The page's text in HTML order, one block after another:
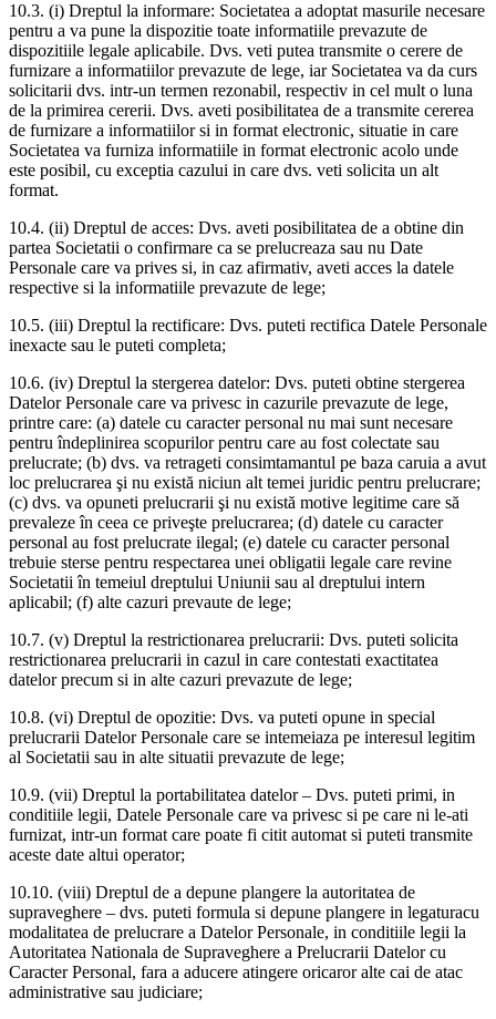
10.3. (i) Dreptul la informare: Societatea a adoptat masurile necesare
pentru a va pune la dispozitie toate informatiile prevazute de
dispozitiile legale aplicabile. Dvs. veti putea transmite o cerere de
furnizare a informatiilor prevazute de lege, iar Societatea va da curs
solicitarii dvs. intr-un termen rezonabil, respectiv in cel mult o luna
de la primirea cererii. Dvs. aveti posibilitatea de a transmite cererea
de furnizare a informatiilor si in format electronic, situatie in care
Societatea va furniza informatiile in format electronic acolo unde
este posibil, cu exceptia cazului in care dvs. veti solicita un alt
format.
10.4. (ii) Dreptul de acces: Dvs. aveti posibilitatea de a obtine din
partea Societatii o confirmare ca se prelucreaza sau nu Date
Personale care va prives si, in caz afirmativ, aveti acces la datele
respective si la informatiile prevazute de lege;
10.5. (iii) Dreptul la rectificare: Dvs. puteti rectifica Datele Personale
inexacte sau le puteti completa;
10.6. (iv) Dreptul la stergerea datelor: Dvs. puteti obtine stergerea
Datelor Personale care va privesc in cazurile prevazute de lege,
printre care: (a) datele cu caracter personal nu mai sunt necesare
pentru îndeplinirea scopurilor pentru care au fost colectate sau
prelucrate; (b) dvs. va retrageti consimtamantul pe baza caruia a avut
loc prelucrarea şi nu există niciun alt temei juridic pentru prelucrare;
(c) dvs. va opuneti prelucrarii şi nu există motive legitime care să
prevaleze în ceea ce priveşte prelucrarea; (d) datele cu caracter
personal au fost prelucrate ilegal; (e) datele cu caracter personal
trebuie sterse pentru respectarea unei obligatii legale care revine
Societatii în temeiul dreptului Uniunii sau al dreptului intern
aplicabil; (f) alte cazuri prevaute de lege;
10.7. (v) Dreptul la restrictionarea prelucrarii: Dvs. puteti solicita
restrictionarea prelucrarii in cazul in care contestati exactitatea
datelor precum si in alte cazuri prevazute de lege;
10.8. (vi) Dreptul de opozitie: Dvs. va puteti opune in special
prelucrarii Datelor Personale care se intemeiaza pe interesul legitim
al Societatii sau in alte situatii prevazute de lege;
10.9. (vii) Dreptul la portabilitatea datelor – Dvs. puteti primi, in
conditiile legii, Datele Personale care va privesc si pe care ni le-ati
furnizat, intr-un format care poate fi citit automat si puteti transmite
aceste date altui operator;
10.10. (viii) Dreptul de a depune plangere la autoritatea de
supraveghere – dvs. puteti formula si depune plangere in legaturacu
modalitatea de prelucrare a Datelor Personale, in conditiile legii la
Autoritatea Nationala de Supraveghere a Prelucrarii Datelor cu
Caracter Personal, fara a aducere atingere oricaror alte cai de atac
administrative sau judiciare;